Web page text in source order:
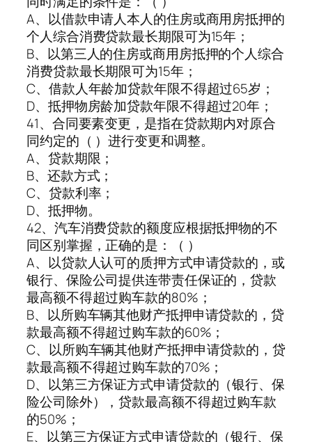
A、以借款申请人本人的住房或商用房抵押的
个人综合消费贷款最长期限可为15年；
B、以第三人的住房或商用房抵押的个人综合
消费贷款最长期限可为15年；
C、借款人年龄加贷款年限不得超过65岁；
D、抵押物房龄加贷款年限不得超过20年；
41、合同要素变更，是指在贷款期内对原合
同约定的（ ）进行变更和调整。
A、贷款期限；
B、还款方式；
C、贷款利率；
D、抵押物。
42、汽车消费贷款的额度应根据抵押物的不
同区别掌握，正确的是：（ ）
A、以贷款人认可的质押方式申请贷款的，或
银行、保险公司提供连带责任保证的，贷款
最高额不得超过购车款的80%；
B、以所购车辆其他财产抵押申请贷款的，贷
款最高额不得超过购车款的60%；
C、以所购车辆其他财产抵押申请贷款的，贷
款最高额不得超过购车款的70%；
D、以第三方保证方式申请贷款的（银行、保
险公司除外），贷款最高额不得超过购车款
的50%；
E、以第三方保证方式申请贷款的（银行、保